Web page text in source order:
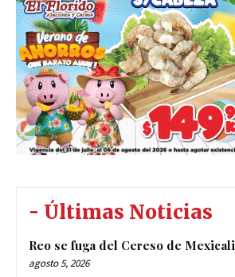
- Últimas Noticias
Reo se fuga del Cereso de Mexicali
agosto 5, 2026